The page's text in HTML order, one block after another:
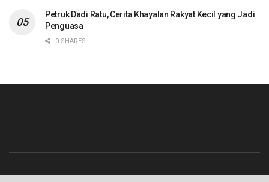
Petruk Dadi Ratu, Cerita Khayalan Rakyat Kecil yang Jadi
Penguasa
0 SHARES